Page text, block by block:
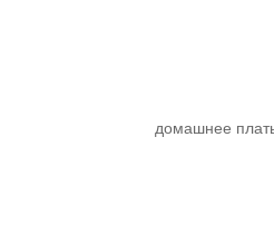
домашнее